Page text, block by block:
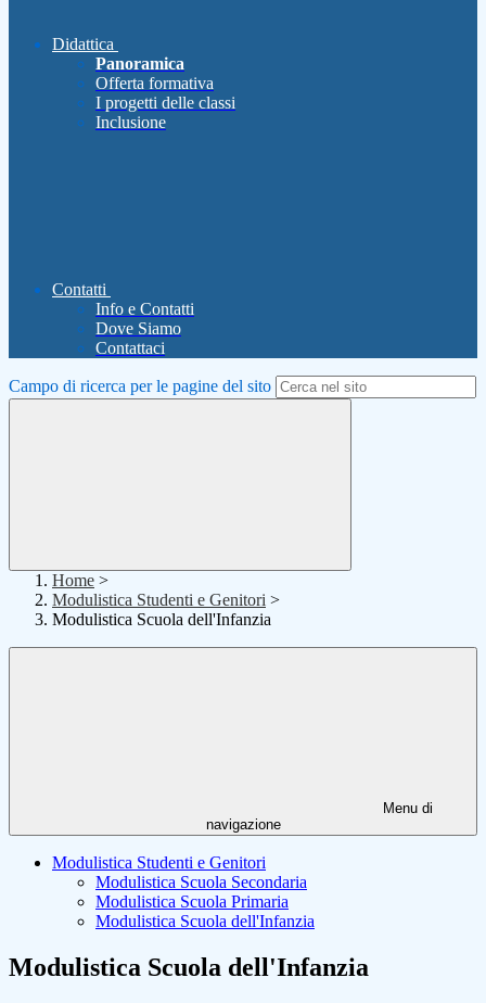
Didattica
Panoramica
Offerta formativa
I progetti delle classi
Inclusione
Contatti
Info e Contatti
Dove Siamo
Contattaci
Campo di ricerca per le pagine del sito
Home >
Modulistica Studenti e Genitori >
Modulistica Scuola dell'Infanzia
Menu di
navigazione
Modulistica Studenti e Genitori
Modulistica Scuola Secondaria
Modulistica Scuola Primaria
Modulistica Scuola dell'Infanzia
Modulistica Scuola dell'Infanzia